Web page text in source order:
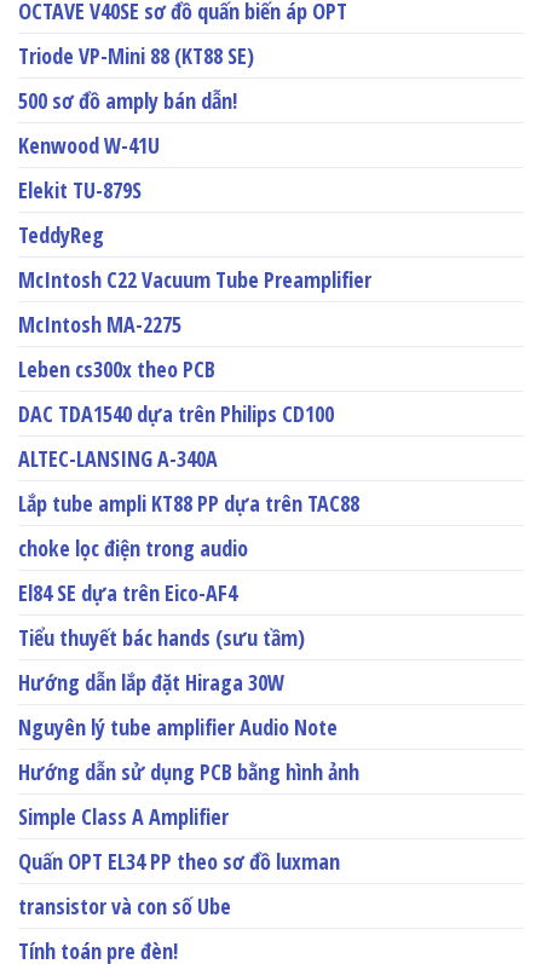
OCTAVE V40SE sơ đồ quấn biến áp OPT
Triode VP-Mini 88 (KT88 SE)
500 sơ đồ amply bán dẫn!
Kenwood W-41U
Elekit TU-879S
TeddyReg
McIntosh C22 Vacuum Tube Preamplifier
McIntosh MA-2275
Leben cs300x theo PCB
DAC TDA1540 dựa trên Philips CD100
ALTEC-LANSING A-340A
Lắp tube ampli KT88 PP dựa trên TAC88
choke lọc điện trong audio
El84 SE dựa trên Eico-AF4
Tiểu thuyết bác hands (sưu tầm)
Hướng dẫn lắp đặt Hiraga 30W
Nguyên lý tube amplifier Audio Note
Hướng dẫn sử dụng PCB bằng hình ảnh
Simple Class A Amplifier
Quấn OPT EL34 PP theo sơ đồ luxman
transistor và con số Ube
Tính toán pre đèn!